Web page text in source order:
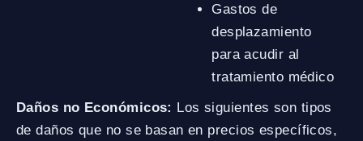
Gastos de
desplazamiento
para acudir al
tratamiento médico
Daños no Económicos: Los siguientes son tipos
de daños que no se basan en precios específicos,